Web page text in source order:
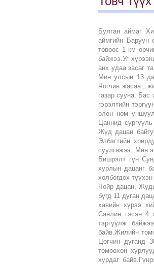
Булган аймаг
аймгийн Баруун
төвөөс 1 км
байжээ.Уг
анх удаа засаг
Мин улсын 13
Чогчин жасаа ,
газар сууна. Бас
гэрэлтийн
олон ном
Цаннид
Жүд дацан
Элбэгтийн
суулгажээ. Мөн
Бишрэлт гүн
хурлын дацанг
холбогдох
Чойр дацан,
бүгд 11 дуган
хавийн хүрээ
Санлин гэсэн 4
тэргүүлж
байв.Жилийн
Цогчин дуганд
томоохон
хурдаг